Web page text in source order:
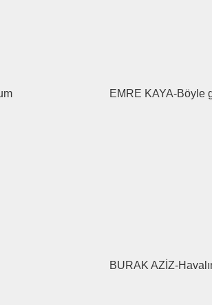
EMRE KAYA-Böyle
BURAK AZİZ-